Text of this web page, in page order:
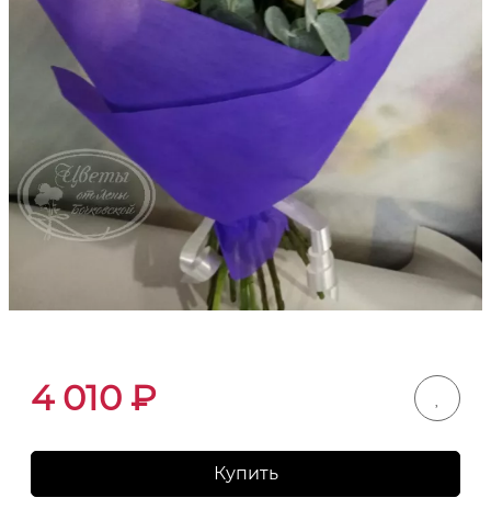
4 010 ₽
Купить